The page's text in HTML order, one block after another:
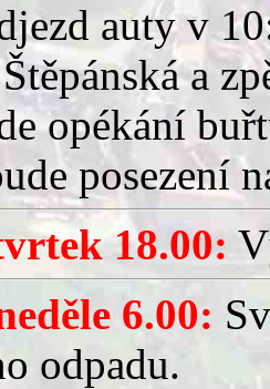
auty v
a
opékání
posezení
18.00:
6.00:
odpadu.